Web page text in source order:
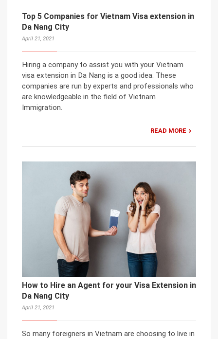
Top 5 Companies for Vietnam Visa extension in
Da Nang City
April 21, 2021
Hiring a company to assist you with your Vietnam
visa extension in Da Nang is a good idea. These
companies are run by experts and professionals who
are knowledgeable in the field of Vietnam
Immigration.
READ MORE
How to Hire an Agent for your Visa Extension in
Da Nang City
April 21, 2021
So many foreigners in Vietnam are choosing to live in